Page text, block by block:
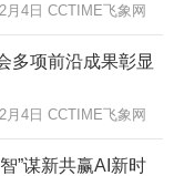
月4日 CCTIME飞象网
多项前沿成果彰显
月4日 CCTIME飞象网
”谋新共赢AI新时